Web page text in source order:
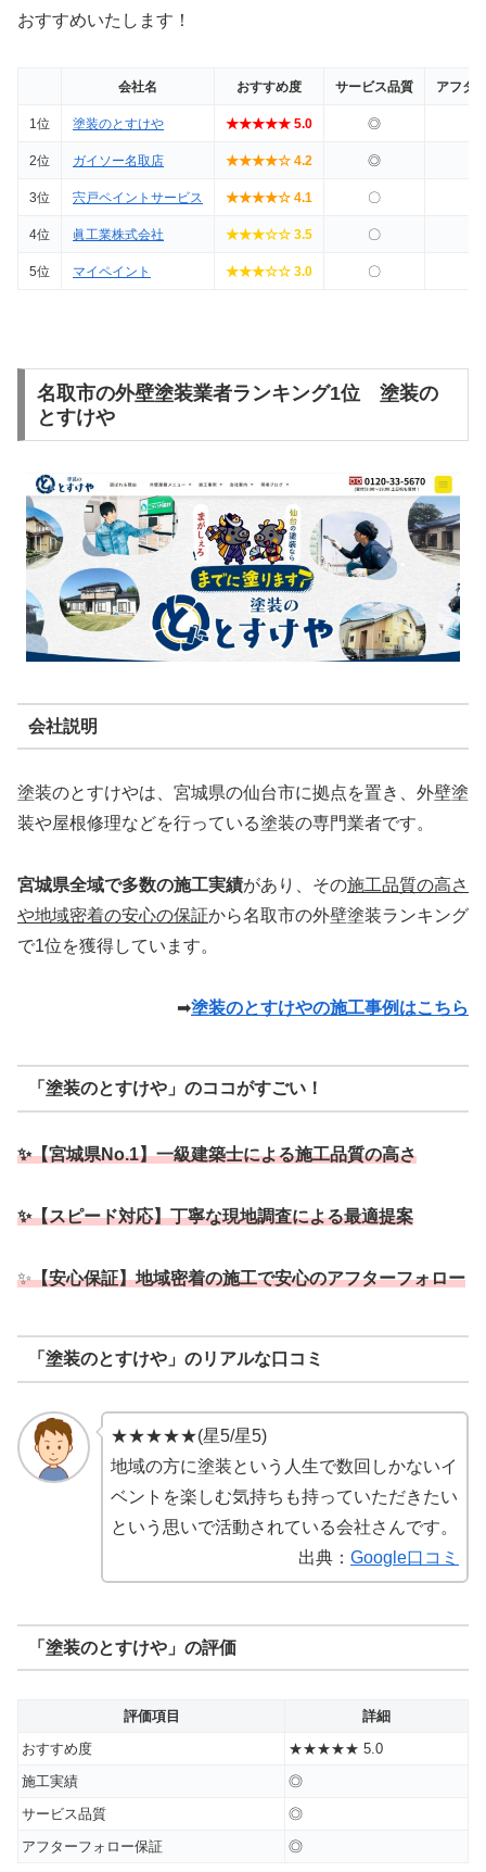
おすすめいたします！
会社名 おすすめ度 サービス品質 アフタ
1位 塗装のとすけや ★★★★★ 5.0 ◎
2位 ガイソー名取店 ★★★★☆ 4.2 ◎
3位 宍戸ペイントサービス ★★★★☆ 4.1 〇
4位 眞工業株式会社 ★★★☆☆ 3.5 〇
5位 マイペイント ★★★☆☆ 3.0 〇
名取市の外壁塗装業者ランキング1位 塗装の
とすけや
会社説明
塗装のとすけやは、宮城県の仙台市に拠点を置き、外壁塗
装や屋根修理などを行っている塗装の専門業者です。
宮城県全域で多数の施工実績があり、その施工品質の高さ
や地域密着の安心の保証から名取市の外壁塗装ランキング
で1位を獲得しています。
➡塗装のとすけやの施工事例はこちら
「塗装のとすけや」のココがすごい！
✨【宮城県No.1】一級建築士による施工品質の高さ
✨【スピード対応】丁寧な現地調査による最適提案
✨【安心保証】地域密着の施工で安心のアフターフォロー
「塗装のとすけや」のリアルな口コミ
★★★★★(星5/星5)
地域の方に塗装という人生で数回しかないイ
ベントを楽しむ気持ちも持っていただきたい
という思いで活動されている会社さんです。
出典： Google口コミ
「塗装のとすけや」の評価
評価項目
詳細
おすすめ度
★★★★★ 5.0
施工実績
◎
サービス品質
◎
アフターフォロー保証
◎